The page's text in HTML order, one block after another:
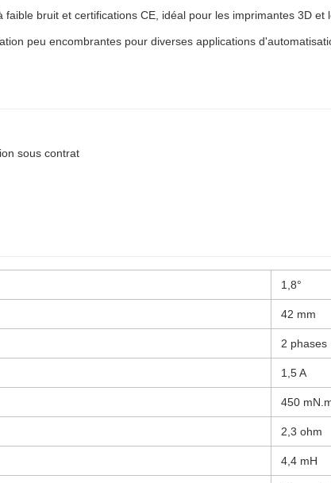
bruit et certifications CE, idéal pour les imprimantes 3D
peu encombrantes pour diverses applications
sous contrat
1,8°
42 mm
2 phases
1,5 A
450
2,3 ohm
4,4 mH